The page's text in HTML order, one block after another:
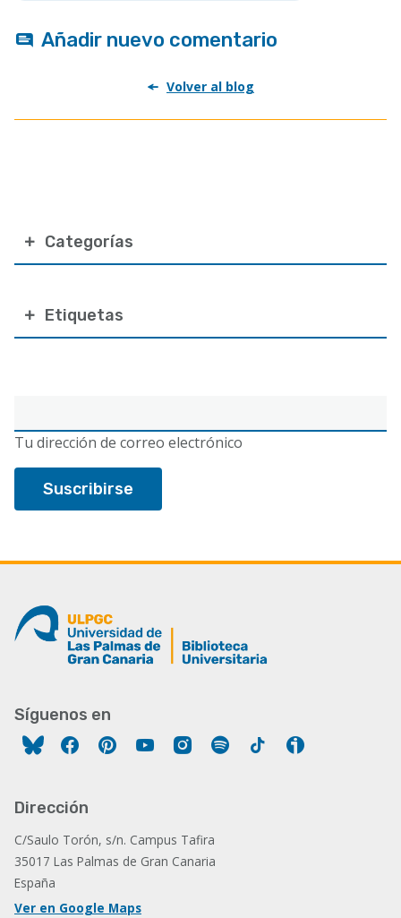
electrónico
Tu dirección de correo electrónico
Categorías
Etiquetas
Añadir nuevo comentario
Volver al blog
Síguenos en
FacebookPinterestYouTubeInstagram
Spotify Tiktok
Dirección
C/Saulo Torón, s/n. Campus Tafira
35017 Las Palmas de Gran Canaria
España
Ver en Google Maps